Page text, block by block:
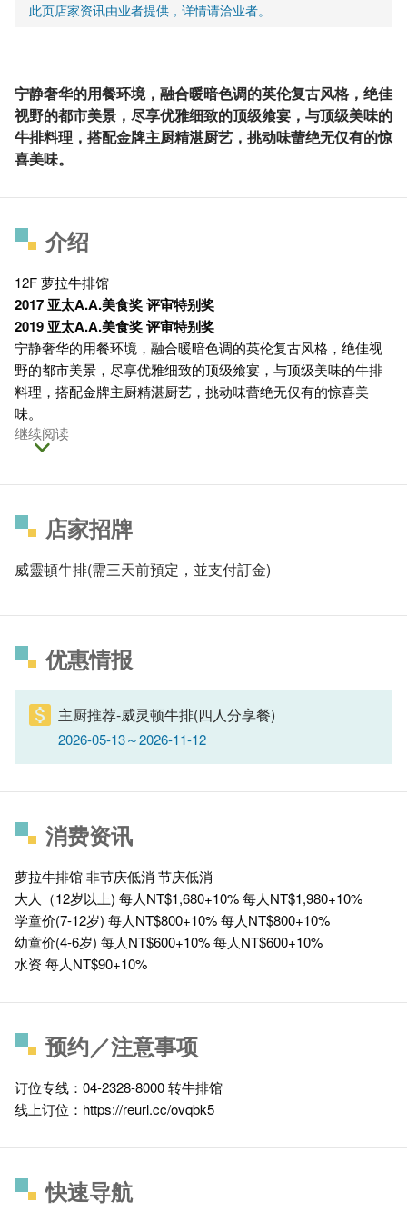
此页店家资讯由业者提供，详情请洽业者。
宁静奢华的用餐环境，融合暖暗色调的英伦复古风格，绝佳
视野的都市美景，尽享优雅细致的顶级飨宴，与顶级美味的
牛排料理，搭配金牌主厨精湛厨艺，挑动味蕾绝无仅有的惊
喜美味。
介绍
12F 萝拉牛排馆
2017 亚太A.A.美食奖 评审特别奖
2019 亚太A.A.美食奖 评审特别奖
宁静奢华的用餐环境，融合暖暗色调的英伦复古风格，绝佳视
野的都市美景，尽享优雅细致的顶级飨宴，与顶级美味的牛排
料理，搭配金牌主厨精湛厨艺，挑动味蕾绝无仅有的惊喜美
味。
继续阅读
店家招牌
威靈頓牛排(需三天前預定，並支付訂金)
优惠情报
主厨推荐-威灵顿牛排(四人分享餐)
2026-05-13～2026-11-12
消费资讯
萝拉牛排馆 非节庆低消 节庆低消
大人（12岁以上) 每人NT$1,680+10% 每人NT$1,980+10%
学童价(7-12岁) 每人NT$800+10% 每人NT$800+10%
幼童价(4-6岁) 每人NT$600+10% 每人NT$600+10%
水资 每人NT$90+10%
预约／注意事项
订位专线：04-2328-8000 转牛排馆
线上订位：https://reurl.cc/ovqbk5
快速导航